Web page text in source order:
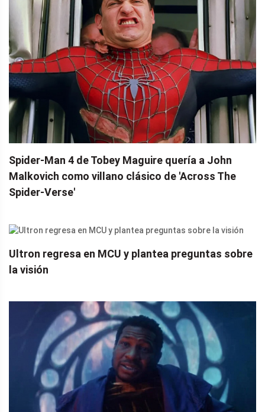
Spider-Man 4 de Tobey Maguire quería a John
Malkovich como villano clásico de 'Across The
Spider-Verse'
Ultron regresa en MCU y plantea preguntas sobre
la visión